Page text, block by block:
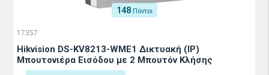
148 Πόντοι
17357
Hikvision DS-KV8213-WME1 Δικτυακή (IP)
Μπουτονιέρα Εισόδου με 2 Μπουτόν Κλήσης